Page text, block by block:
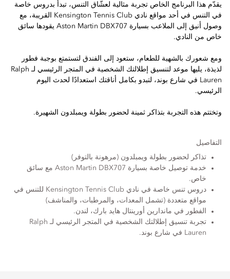
يقدّم هذا البرنامج الخاص تجربة مثالية لعشّاق التنس، تبدأ بدروس خاصة
في التنس في أحد مواقع نادي Kensington Tennis Club القريبة، مع
وصول أنيق إلى الملاعب بسيارة Aston Martin DBX707 يقودها سائق
خاص من النادي.
ومع شعورك بالشهية للطعام، ستعود إلى الفندق لتستمتع بوجبة فطور
لذيذة، يليها موعد لتنسيق إطلالتك الشخصية في المتجر الرئيسي لـ Ralph
Lauren في شارع بوند، لتبدو بكامل أناقتك استعدادًا لحدث اليوم
الرئيسي.
وتختتم هذه التجربة بتذاكر ثمينة لحضور بطولة ويمبلدون الشهيرة.
التفاصيل
تذاكر لحضور بطولة ويمبلدون (مرهونة بالتوفر)
خدمة توصيل خاصة بسيارة Aston Martin DBX707 مع سائق
خاص.
دروس تنس خاصة في نادي Kensington Tennis Club للتنس في
مواقع متعددة (تشمل المعدات، والمرطبات، والمناشف)
الفطور في ماندارين أورينتال هايد بارك، لندن.
تجربة تنسيق إطلالتك الشخصية في المتجر الرئيسي لـ Ralph
Lauren في شارع بوند.